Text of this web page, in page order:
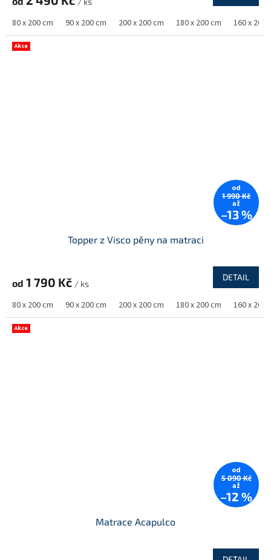
80 x 200 cm 90 x 200 cm 200 x 200 cm 180 x 200 cm 160 x 200
Akce
od
1 990 Kč
až
–13 %
Topper z Visco pěny na matraci
od 1 790 Kč / ks
DETAIL
80 x 200 cm 90 x 200 cm 200 x 200 cm 180 x 200 cm 160 x 200
Akce
od
5 090 Kč
až
–12 %
Matrace Acapulco